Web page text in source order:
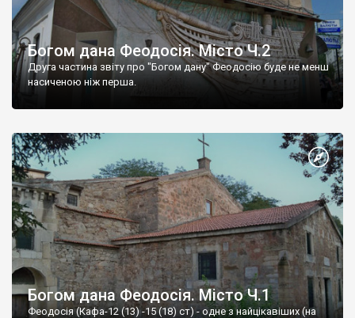
Богом дана Феодосія. Місто Ч.2
Друга частина звіту про "Богом дану" Феодосію буде не менш
насиченою ніж перша.
Богом дана Феодосія. Місто Ч.1
Феодосія (Кафа-12 (13) -15 (18) ст) - одне з найцікавіших (на